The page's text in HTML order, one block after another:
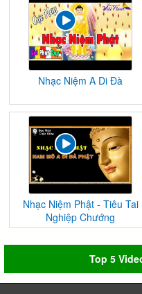
Nhạc Niệm A Di Đà
Nhạc Niệm Phật - Tiêu Tai
Nghiệp Chướng
Top 5